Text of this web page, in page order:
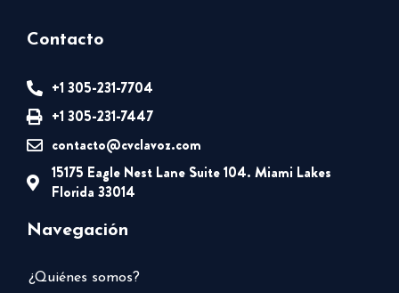
Contacto
+1 305-231-7704
+1 305-231-7447
contacto@cvclavoz.com
15175 Eagle Nest Lane Suite 104. Miami Lakes
Florida 33014
Navegación
¿Quiénes somos?